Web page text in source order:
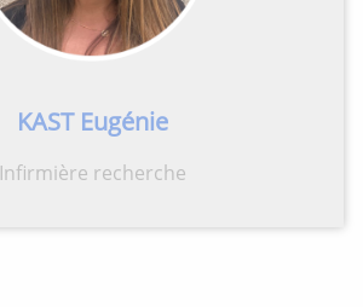
KAST Eugénie
Infirmière recherche